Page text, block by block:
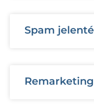
Spam
Remarketing